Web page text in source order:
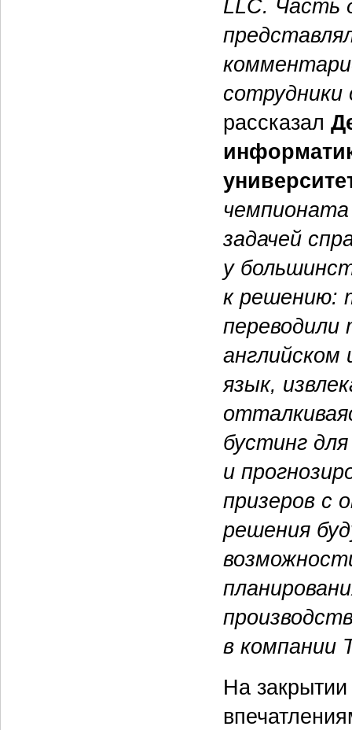
LLС. Часть
сотрудники
рассказал
задачей
у
к решению:
английском
язык,
бустинг
и
призеров с
решения
в компании
На